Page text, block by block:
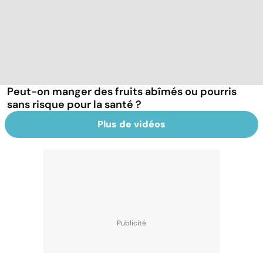
Peut-on manger des fruits abîmés ou pourris
sans risque pour la santé ?
Plus de vidéos